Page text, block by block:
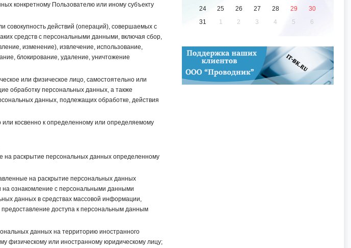
конкретному Пользователю или иному субъекту
совокупность действий (операций), совершаемых с
средств с персональными данными, включая сбор,
изменение), извлечение, использование,
блокирование, удаление, уничтожение
или физическое лицо, самостоятельно или
обработку персональных данных, а также
данных, подлежащих обработке, действия
косвенно к определенному или определяемому
на раскрытие персональных данных определенному
на раскрытие персональных данных
на ознакомление с персональными данными
данных в средствах массовой информации,
доступа к персональным данным
данных на территорию иностранного
физическому или иностранному юридическому лицу;
24
25 26 27 28 29
30
31
1 2 3 4 5 6